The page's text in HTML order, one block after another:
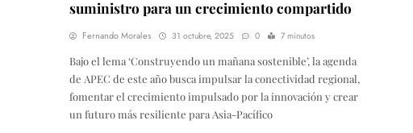
suministro para un crecimiento compartido
Fernando Morales 31 octubre, 2025 0 7 minutos
Bajo el lema ‘Construyendo un mañana sostenible’, la agenda
de APEC de este año busca impulsar la conectividad regional,
fomentar el crecimiento impulsado por la innovación y crear
un futuro más resiliente para Asia-Pacífico